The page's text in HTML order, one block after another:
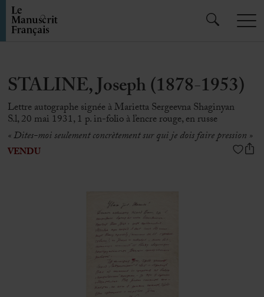
STALINE, Joseph (1878-1953)
Lettre autographe signée à Marietta Sergeevna Shaginyan
S.l, 20 mai 1931, 1 p. in-folio à l’encre rouge, en russe
« Dites-moi seulement concrètement sur qui je dois faire pression »
VENDU